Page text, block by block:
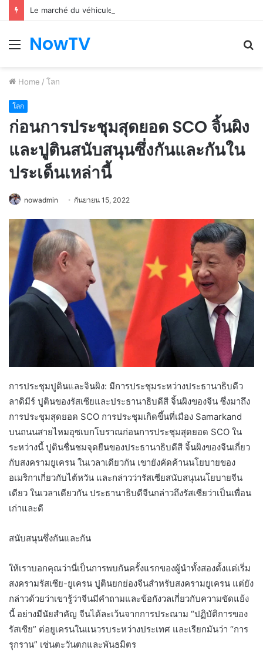
Le marché du véhicule d’occasion en plein essor
Menu
NowTV
Home / โลก
โลก
ก่อนการประชุมสุดยอด SCO จิ้นผิง
และปูตินสนับสนุนซึ่งกันและกันใน
ประเด็นเหล่านี้
nowadmin กันยายน 15, 2022
การประชุมปูตินและจินผิง: มีการประชุมระหว่างประธานาธิบดีว
ลาดิมีร์ ปูตินของรัสเซียและประธานาธิบดีสี จิ้นผิงของจีน ซึ่งมาถึง
การประชุมสุดยอด SCO การประชุมเกิดขึ้นที่เมือง Samarkand
บนถนนสายไหมอุซเบกโบราณก่อนการประชุมสุดยอด SCO ใน
ระหว่างนี้ ปูตินชื่นชมจุดยืนของประธานาธิบดีสี จิ้นผิงของจีนเกี่ยว
กับสงครามยูเครน ในเวลาเดียวกัน เขายังคัดค้านนโยบายของ
อเมริกาเกี่ยวกับไต้หวัน และกล่าวว่ารัสเซียสนับสนุนนโยบายจีน
เดียว ในเวลาเดียวกัน ประธานาธิบดีจีนกล่าวถึงรัสเซียว่าเป็นเพื่อน
เก่าและดี
สนับสนุนซึ่งกันและกัน
ให้เราบอกคุณว่านี่เป็นการพบกันครั้งแรกของผู้นำทั้งสองตั้งแต่เริ่ม
สงครามรัสเซีย-ยูเครน ปูตินยกย่องจีนสำหรับสงครามยูเครน แต่ยัง
กล่าวด้วยว่าเขารู้ว่าจีนมีคำถามและข้อกังวลเกี่ยวกับความขัดแย้ง
นี้ อย่างมีนัยสำคัญ จีนได้ละเว้นจากการประณาม “ปฏิบัติการของ
รัสเซีย” ต่อยูเครนในแนวรบระหว่างประเทศ และเรียกมันว่า “การ
รุกราน” เช่นตะวันตกและพันธมิตร